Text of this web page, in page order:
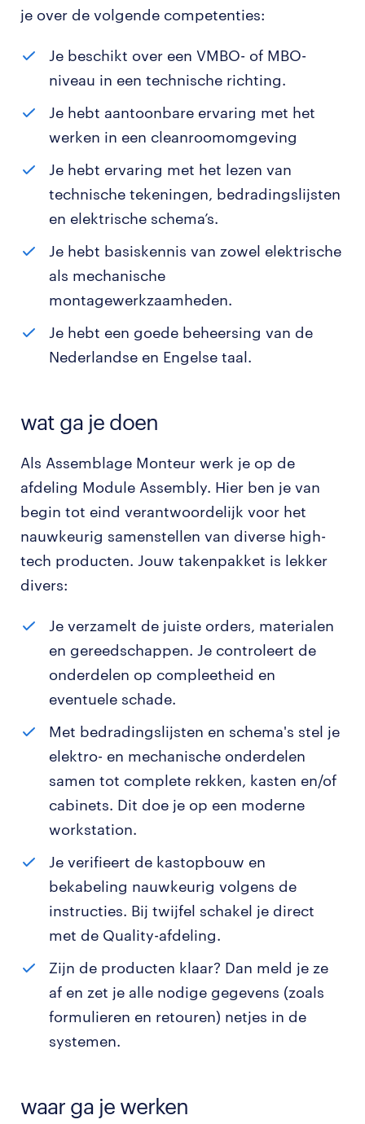
je over de volgende competenties:
Je beschikt over een VMBO- of MBO-
niveau in een technische richting.
Je hebt aantoonbare ervaring met het
werken in een cleanroomomgeving
Je hebt ervaring met het lezen van
technische tekeningen, bedradingslijsten
en elektrische schema’s.
Je hebt basiskennis van zowel elektrische
als mechanische
montagewerkzaamheden.
Je hebt een goede beheersing van de
Nederlandse en Engelse taal.
wat ga je doen
Als Assemblage Monteur werk je op de
afdeling Module Assembly. Hier ben je van
begin tot eind verantwoordelijk voor het
nauwkeurig samenstellen van diverse high-
tech producten. Jouw takenpakket is lekker
divers:
Je verzamelt de juiste orders, materialen
en gereedschappen. Je controleert de
onderdelen op compleetheid en
eventuele schade.
Met bedradingslijsten en schema's stel je
elektro- en mechanische onderdelen
samen tot complete rekken, kasten en/of
cabinets. Dit doe je op een moderne
workstation.
Je verifieert de kastopbouw en
bekabeling nauwkeurig volgens de
instructies. Bij twijfel schakel je direct
met de Quality-afdeling.
Zijn de producten klaar? Dan meld je ze
af en zet je alle nodige gegevens (zoals
formulieren en retouren) netjes in de
systemen.
waar ga je werken